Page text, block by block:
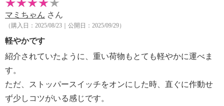
【使用上の注意】
※詳細は取扱説明書等参照
・歩行補助具として使わない。
【その他】
【容量】
・伸縮式持ち手部分：１００ｋｇ
【最大積載量】
マミちゃん さん
（購入日：2025/08/23｜公開日：2025/09/29）
軽やかです
紹介されていたように、重い荷物もとても軽やかに運べま
す。
ただ、ストッパースイッチをオンにした時、直ぐに作動せ
ず少しコツがいる感じです。